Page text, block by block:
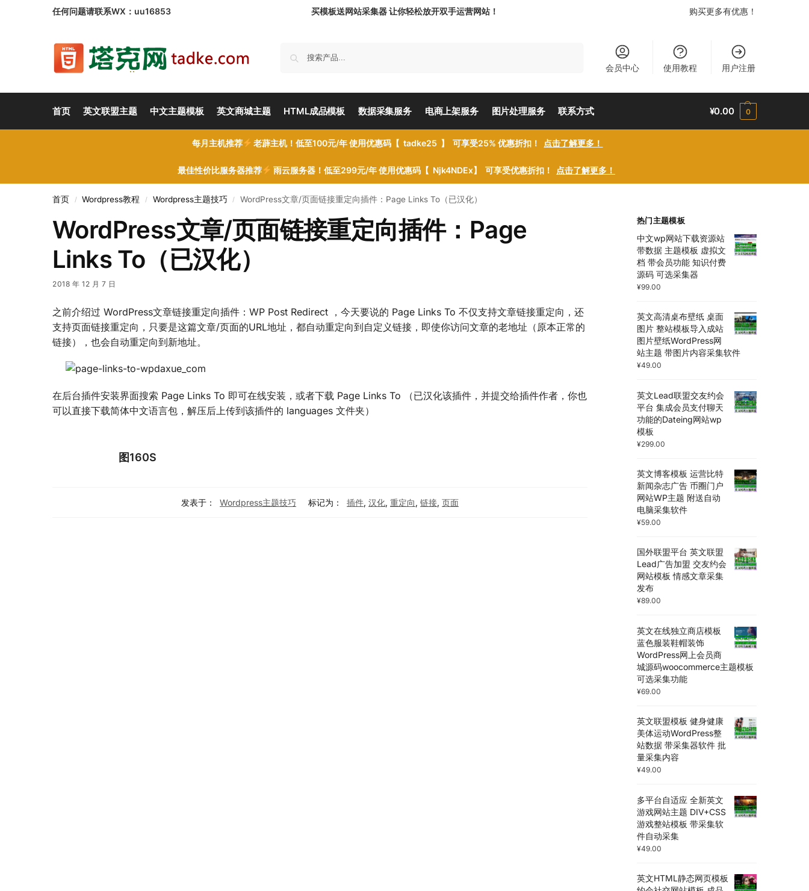
任何问题请联系WX：uu16853 买模板送网站采集器 让你轻松放开双手运营网站！ 购买更多有优惠！
会员中心 使用教程 用户注册
首页 英文联盟主题 中文主题模板 英文商城主题 HTML成品模板 数据采集服务 电商上架服务 图片处理服务 联系方式 ¥0.00 0
每月主机推荐 老薜主机！低至100元/年 使用优惠码【 tadke25 】 可享受25% 优惠折扣！ 点击了解更多！
最佳性价比服务器推荐 雨云服务器！低至299元/年 使用优惠码【 Njk4NDEx】 可享受优惠折扣！ 点击了解更多！
首页 / Wordpress教程 / Wordpress主题技巧 / WordPress文章/页面链接重定向插件：Page Links To（已汉化）
WordPress文章/页面链接重定向插件：Page
Links To（已汉化）
2018 年 12 月 7 日
之前介绍过 WordPress文章链接重定向插件：WP Post Redirect ，今天要说的 Page Links To 不仅支持文章链接重定向，还
支持页面链接重定向，只要是这篇文章/页面的URL地址，都自动重定向到自定义链接，即使你访问文章的老地址（原本正常的
链接），也会自动重定向到新地址。
在后台插件安装界面搜索 Page Links To 即可在线安装，或者下载 Page Links To （已汉化该插件，并提交给插件作者，你也
可以直接下载简体中文语言包，解压后上传到该插件的 languages 文件夹）
图160S
发表于： Wordpress主题技巧 标记为： 插件,汉化,重定向,链接,页面
热门主题模板
中文wp网站下载资源站
带数据 主题模板 虚拟文
档 带会员功能 知识付费
源码 可选采集器
¥99.00
英文高清桌布壁纸 桌面
图片 整站模板导入成站
图片壁纸WordPress网
站主题 带图片内容采集软件
¥49.00
英文Lead联盟交友约会
平台 集成会员支付聊天
功能的Dateing网站wp
模板
¥299.00
英文博客模板 运营比特
新闻杂志广告 币圈门户
网站WP主题 附送自动
电脑采集软件
¥59.00
国外联盟平台 英文联盟
Lead广告加盟 交友约会
网站模板 情感文章采集
发布
¥89.00
英文在线独立商店模板
蓝色服装鞋帽装饰
WordPress网上会员商
城源码woocommerce主题模板
可选采集功能
¥69.00
英文联盟模板 健身健康
美体运动WordPress整
站数据 带采集器软件 批
量采集内容
¥49.00
多平台自适应 全新英文
游戏网站主题 DIV+CSS
游戏整站模板 带采集软
件自动采集
¥49.00
英文HTML静态网页模板